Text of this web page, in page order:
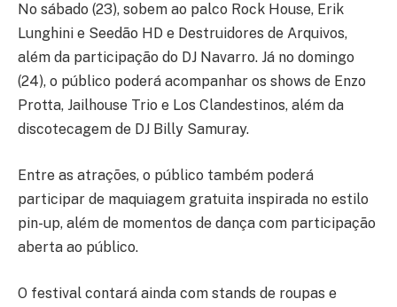
No sábado (23), sobem ao palco Rock House, Erik
Lunghini e Seedão HD e Destruidores de Arquivos,
além da participação do DJ Navarro. Já no domingo
(24), o público poderá acompanhar os shows de Enzo
Protta, Jailhouse Trio e Los Clandestinos, além da
discotecagem de DJ Billy Samuray.
Entre as atrações, o público também poderá
participar de maquiagem gratuita inspirada no estilo
pin-up, além de momentos de dança com participação
aberta ao público.
O festival contará ainda com stands de roupas e